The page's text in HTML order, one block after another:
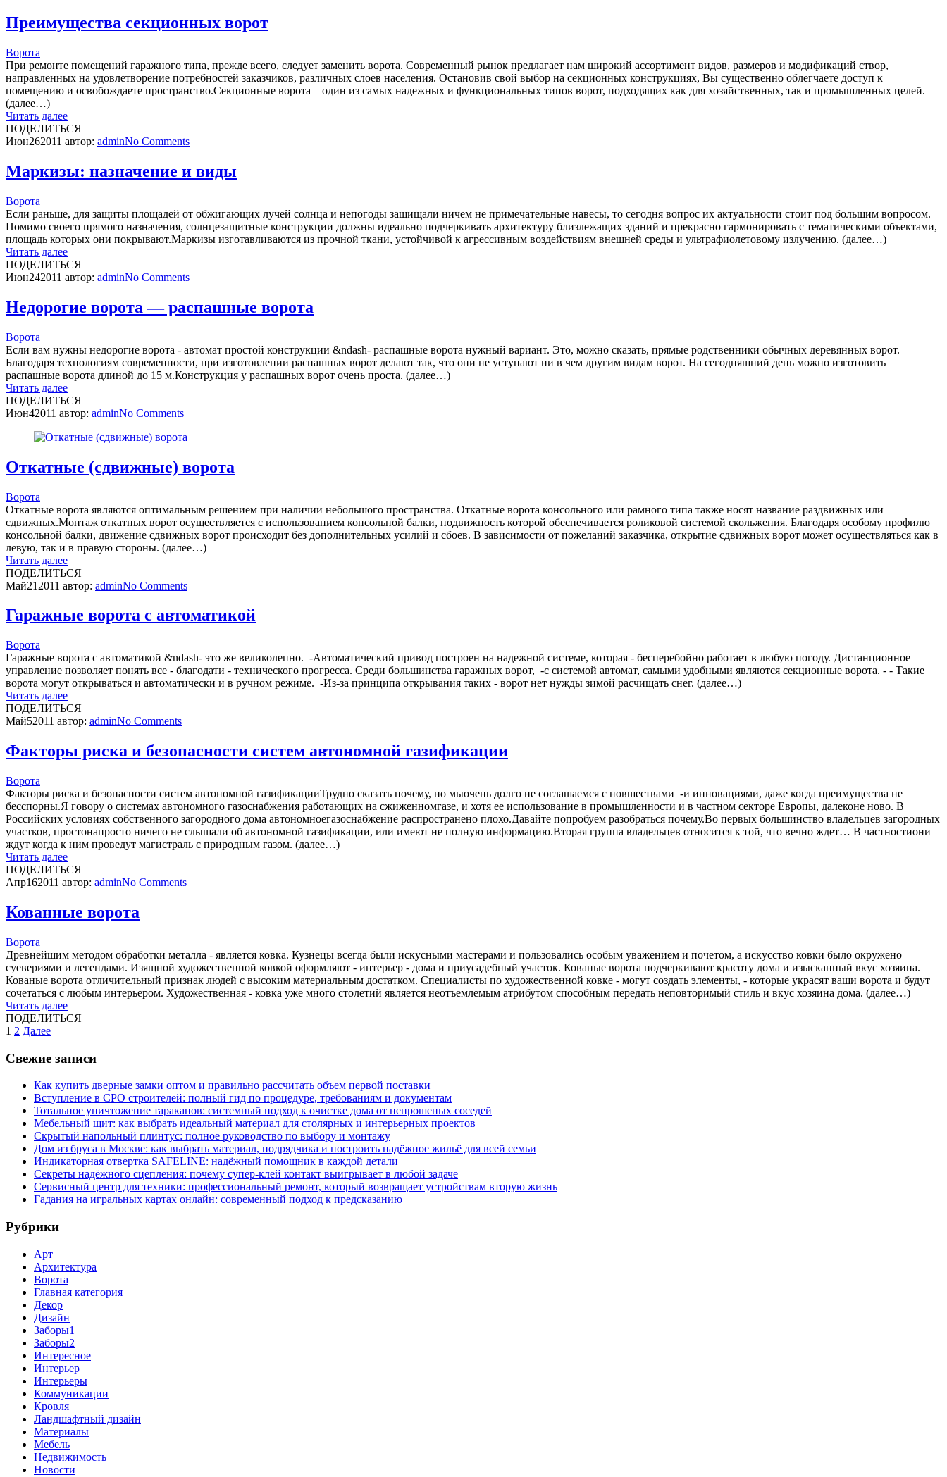
Преимущества секционных ворот
Ворота
При ремонте помещений гаражного типа, прежде всего, следует заменить ворота. Современный рынок предлагает нам широкий ассортимент видов, размеров и модификаций створ,
направленных на удовлетворение потребностей заказчиков, различных слоев населения. Остановив свой выбор на секционных конструкциях, Вы существенно облегчаете доступ к
помещению и освобождаете пространство.Секционные ворота – один из самых надежных и функциональных типов ворот, подходящих как для хозяйственных, так и промышленных целей.
(далее…)
Читать далее
ПОДЕЛИТЬСЯ
Июн262011 автор: adminNo Comments
Маркизы: назначение и виды
Ворота
Если раньше, для защиты площадей от обжигающих лучей солнца и непогоды защищали ничем не примечательные навесы, то сегодня вопрос их актуальности стоит под большим вопросом.
Помимо своего прямого назначения, солнцезащитные конструкции должны идеально подчеркивать архитектуру близлежащих зданий и прекрасно гармонировать с тематическими объектами,
площадь которых они покрывают.Маркизы изготавливаются из прочной ткани, устойчивой к агрессивным воздействиям внешней среды и ультрафиолетовому излучению. (далее…)
Читать далее
ПОДЕЛИТЬСЯ
Июн242011 автор: adminNo Comments
Недорогие ворота — распашные ворота
Ворота
Если вам нужны недорогие ворота - автомат простой конструкции &ndash- распашные ворота нужный вариант. Это, можно сказать, прямые родственники обычных деревянных ворот.
Благодаря технологиям современности, при изготовлении распашных ворот делают так, что они не уступают ни в чем другим видам ворот. На сегодняшний день можно изготовить
распашные ворота длиной до 15 м.Конструкция у распашных ворот очень проста. (далее…)
Читать далее
ПОДЕЛИТЬСЯ
Июн42011 автор: adminNo Comments
Откатные (сдвижные) ворота
Ворота
Откатные ворота являются оптимальным решением при наличии небольшого пространства. Откатные ворота консольного или рамного типа также носят название раздвижных или
сдвижных.Монтаж откатных ворот осуществляется с использованием консольной балки, подвижность которой обеспечивается роликовой системой скольжения. Благодаря особому профилю
консольной балки, движение сдвижных ворот происходит без дополнительных усилий и сбоев. В зависимости от пожеланий заказчика, открытие сдвижных ворот может осуществляться как в
левую, так и в правую стороны. (далее…)
Читать далее
ПОДЕЛИТЬСЯ
Май21 2011 автор: adminNo Comments
Гаражные ворота с автоматикой
Ворота
Гаражные ворота с автоматикой &ndash- это же великолепно. -Автоматический привод построен на надежной системе, которая - бесперебойно работает в любую погоду. Дистанционное
управление позволяет понять все - благодати - технического прогресса. Среди большинства гаражных ворот, -с системой автомат, самыми удобными являются секционные ворота. - - Такие
ворота могут открываться и автоматически и в ручном режиме. -Из-за принципа открывания таких - ворот нет нужды зимой расчищать снег. (далее…)
Читать далее
ПОДЕЛИТЬСЯ
Май52011 автор: adminNo Comments
Факторы риска и безопасности систем автономной газификации
Ворота
Факторы риска и безопасности систем автономной газификацииТрудно сказать почему, но мыочень долго не соглашаемся с новшествами -и инновациями, даже когда преимущества не
бесспорны.Я говору о системах автономного газоснабжения работающих на сжиженномгазе, и хотя ее использование в промышленности и в частном секторе Европы, далеконе ново. В
Российских условиях собственного загородного дома автономноегазоснабжение распространено плохо.Давайте попробуем разобраться почему.Во первых большинство владельцев загородных
участков, простонапросто ничего не слышали об автономной газификации, или имеют не полную информацию.Вторая группа владельцев относится к той, что вечно ждет… В частностиони
ждут когда к ним проведут магистраль с природным газом. (далее…)
Читать далее
ПОДЕЛИТЬСЯ
Апр162011 автор: adminNo Comments
Кованные ворота
Ворота
Древнейшим методом обработки металла - является ковка. Кузнецы всегда были искусными мастерами и пользовались особым уважением и почетом, а искусство ковки было окружено
суевериями и легендами. Изящной художественной ковкой оформляют - интерьер - дома и приусадебный участок. Кованые ворота подчеркивают красоту дома и изысканный вкус хозяина.
Кованые ворота отличительный признак людей с высоким материальным достатком. Специалисты по художественной ковке - могут создать элементы, - которые украсят ваши ворота и будут
сочетаться с любым интерьером. Художественная - ковка уже много столетий является неотъемлемым атрибутом способным передать неповторимый стиль и вкус хозяина дома. (далее…)
Читать далее
ПОДЕЛИТЬСЯ
Пагинация
записей
1 2 Далее
Свежие записи
Как купить дверные замки оптом и правильно рассчитать объем первой поставки
Вступление в СРО строителей: полный гид по процедуре, требованиям и документам
Тотальное уничтожение тараканов: системный подход к очистке дома от непрошеных соседей
Мебельный щит: как выбрать идеальный материал для столярных и интерьерных проектов
Скрытый напольный плинтус: полное руководство по выбору и монтажу
Дом из бруса в Москве: как выбрать материал, подрядчика и построить надёжное жильё для всей семьи
Индикаторная отвертка SAFELINE: надёжный помощник в каждой детали
Секреты надёжного сцепления: почему супер‑клей контакт выигрывает в любой задаче
Сервисный центр для техники: профессиональный ремонт, который возвращает устройствам вторую жизнь
Гадания на игральных картах онлайн: современный подход к предсказанию
Рубрики
Арт
Архитектура
Ворота
Главная категория
Декор
Дизайн
Заборы1
Заборы2
Интересное
Интерьер
Интерьеры
Коммуникации
Кровля
Ландшафтный дизайн
Материалы
Мебель
Недвижимость
Новости